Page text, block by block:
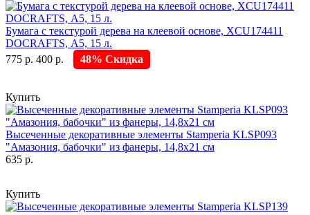
Бумага с текстурой дерева на клеевой основе, XCU174411
DOCRAFTS, А5, 15 л.
775 р. 400 р. 48% Скидка
Купить
Высеченные декоративные элементы Stamperia KLSP093
"Амазония, бабочки" из фанеры, 14,8х21 см
635 р.
Купить